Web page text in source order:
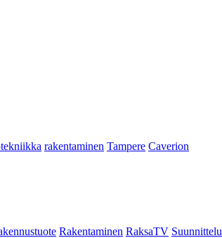
rakentaminen Tampere Caverion
Rakentaminen RaksaTV Suunnittelu